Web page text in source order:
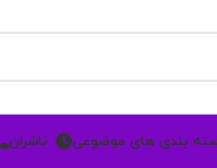
بندی های موضوعی ناشران